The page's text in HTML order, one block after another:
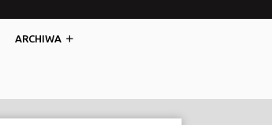
ARCHIWA